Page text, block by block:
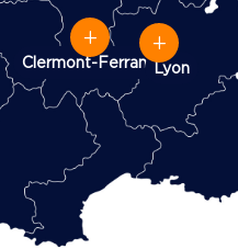
Clermont-Ferrand
L
Lyon
L